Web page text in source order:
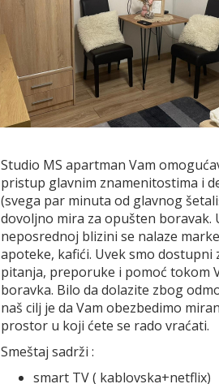
Studio MS apartman Vam
pristup glavnim znamenitostima i
(svega par minuta od glavnog
dovoljno mira za opušten boravak.
neposrednoj blizini se nalaze
apoteke, kafići. Uvek smo dostupni
pitanja, preporuke i pomoć tokom
boravka. Bilo da dolazite zbog
naš cilj je da Vam obezbedimo
prostor u koji ćete se rado vraćati.
Smeštaj sadrži :
smart TV ( kablovska+netflix)